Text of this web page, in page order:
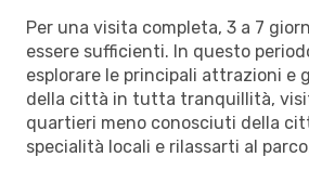
Per una visita completa, 3 a 7
essere sufficienti. In questo
esplorare le principali attrazioni e
della città in tutta tranquillità,
quartieri meno conosciuti della
specialità locali e rilassarti al